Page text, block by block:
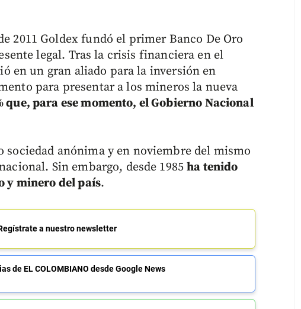
2011 Goldex fundó el primer Banco De Oro
legal. Tras la crisis financiera en el
en un gran aliado para la inversión en
para presentar a los mineros la nueva
que, para ese momento, el Gobierno Nacional
sociedad anónima y en noviembre del mismo
Sin embargo, desde 1985ha tenido
y minero del país.
a nuestro newsletter
de EL COLOMBIANO desde Google News